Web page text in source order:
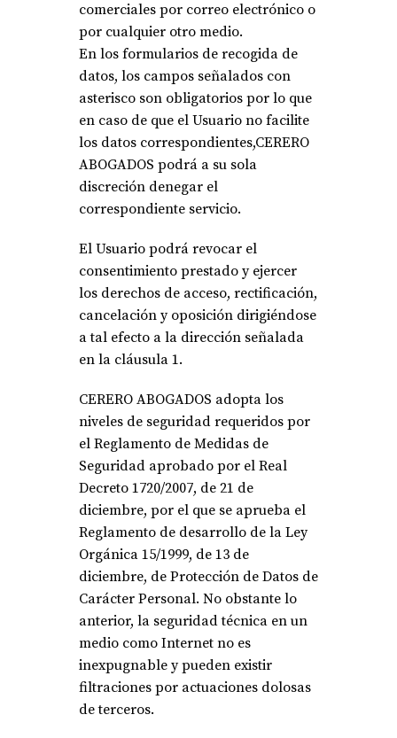
comerciales por correo electrónico o
por cualquier otro medio.
En los formularios de recogida de
datos, los campos señalados con
asterisco son obligatorios por lo que
en caso de que el Usuario no facilite
los datos correspondientes,CERERO
ABOGADOS podrá a su sola
discreción denegar el
correspondiente servicio.
El Usuario podrá revocar el
consentimiento prestado y ejercer
los derechos de acceso, rectificación,
cancelación y oposición dirigiéndose
a tal efecto a la dirección señalada
en la cláusula 1.
CERERO ABOGADOS adopta los
niveles de seguridad requeridos por
el Reglamento de Medidas de
Seguridad aprobado por el Real
Decreto 1720/2007, de 21 de
diciembre, por el que se aprueba el
Reglamento de desarrollo de la Ley
Orgánica 15/1999, de 13 de
diciembre, de Protección de Datos de
Carácter Personal. No obstante lo
anterior, la seguridad técnica en un
medio como Internet no es
inexpugnable y pueden existir
filtraciones por actuaciones dolosas
de terceros.